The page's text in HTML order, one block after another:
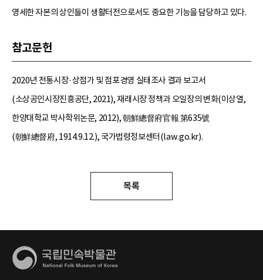
영세한 자본의 상인들이 생활터전으로서도 중요한 기능을 담당하고 있다.
참고문헌
2020년 전통시장·상점가 및 점포경영 실태조사 결과 보고서
(소상공인시장진흥공단, 2021), 재래시장 정책과 오일장의 변화(이상열,
한양대학교 박사학위논문, 2012), 朝鮮總督府官報 第635號
(朝鮮總督府, 1914.9.12.), 국가법령정보센터(law.go.kr).
목록